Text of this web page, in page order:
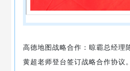
高德地图战略合作：晾霸总经理
黄超老师登台签订战略合作协议。